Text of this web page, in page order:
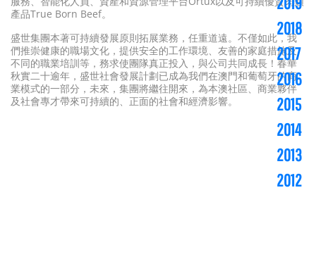
產品True Born Beef。
盛世集團本著可持續發展原則拓展業務，任重道遠。不僅如此，我
們推崇健康的職場文化，提供安全的工作環境、友善的家庭措施及
不同的職業培訓等，務求使團隊真正投入，與公司共同成長！春華
秋實二十逾年，盛世社會發展計劃已成為我們在澳門和葡萄牙的商
業模式的一部分，未來，集團將繼往開來，為本澳社區、商業夥伴
及社會專才帶來可持續的、正面的社會和經濟影響。
2018
2017
2016
2015
2014
2013
2012